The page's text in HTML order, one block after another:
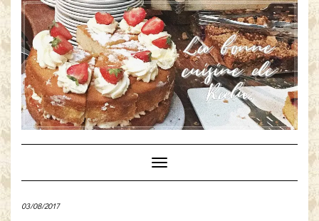
Toggle
Navigation
03/08/2017